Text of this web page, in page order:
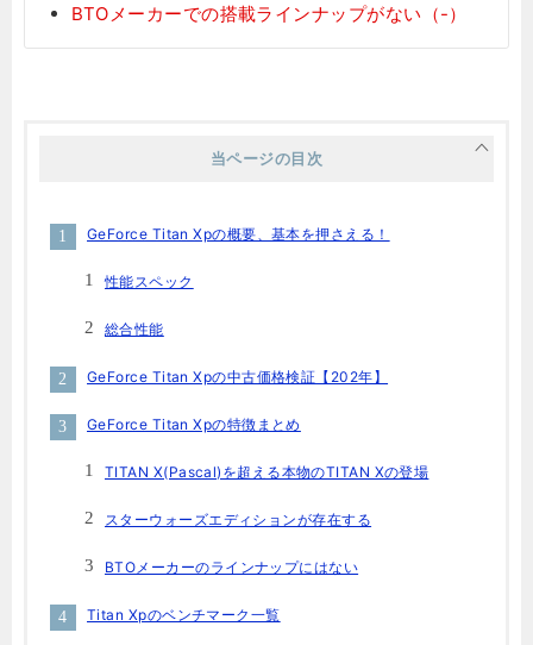
BTOメーカーでの搭載ラインナップがない（-）
当ページの目次
GeForce Titan Xpの概要、基本を押さえる！
性能スペック
総合性能
GeForce Titan Xpの中古価格検証【202年】
GeForce Titan Xpの特徴まとめ
TITAN X(Pascal)を超える本物のTITAN Xの登場
スターウォーズエディションが存在する
BTOメーカーのラインナップにはない
Titan Xpのベンチマーク一覧